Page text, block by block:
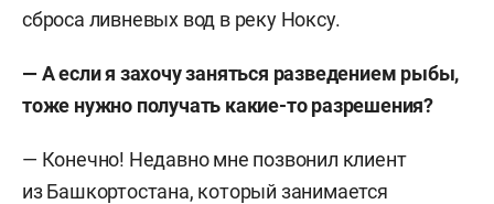
сброса ливневых вод в реку Ноксу.
— А если я захочу заняться разведением рыбы,
тоже нужно получать какие-то разрешения?
— Конечно! Недавно мне позвонил клиент
из Башкортостана, который занимается